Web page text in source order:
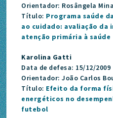
Orientador: Rosângela
Título: Programa saúde
ao cuidado: avaliação da
atenção primária à saúde
Karolina Gatti
Data de defesa: 15/12/2009
Orientador: João Carlos
Título: Efeito da forma
energéticos no
futebol